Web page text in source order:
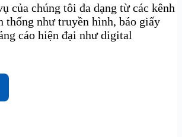
của chúng tôi đa dạng từ các kênh
thống như truyền hình, báo giấy
cáo hiện đại như digital